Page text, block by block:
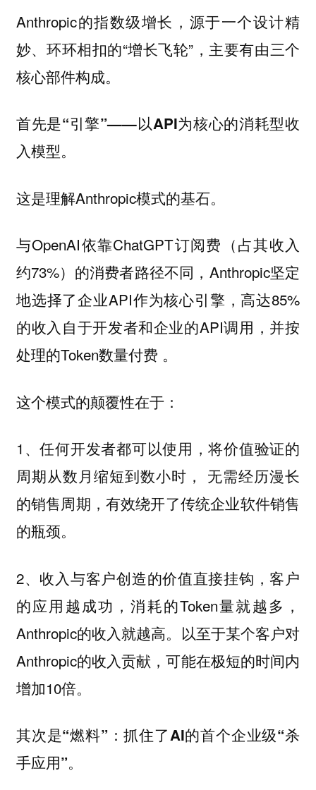
Anthropic的指数级增长，源于一个设计精
妙、环环相扣的“增长飞轮”，主要有由三个
核心部件构成。
首先是“引擎”——以API为核心的消耗型收
入模型。
这是理解Anthropic模式的基石。
与OpenAI依靠ChatGPT订阅费（占其收入
约73%）的消费者路径不同，Anthropic坚定
地选择了企业API作为核心引擎，高达85%
的收入自于开发者和企业的API调用，并按
处理的Token数量付费 。
这个模式的颠覆性在于：
1、任何开发者都可以使用，将价值验证的
周期从数月缩短到数小时， 无需经历漫长
的销售周期，有效绕开了传统企业软件销售
的瓶颈。
2、收入与客户创造的价值直接挂钩，客户
的应用越成功，消耗的Token量就越多，
Anthropic的收入就越高。以至于某个客户对
Anthropic的收入贡献，可能在极短的时间内
增加10倍。
其次是“燃料”：抓住了AI的首个企业级“杀
手应用”。